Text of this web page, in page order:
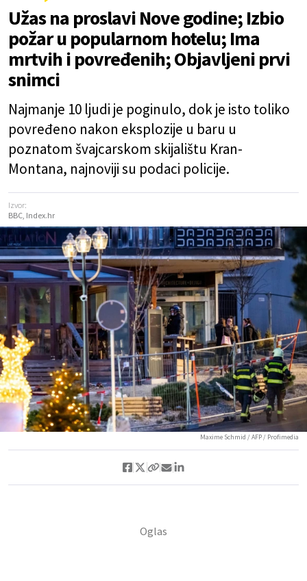
Užas na proslavi Nove godine; Izbio
požar u popularnom hotelu; Ima
mrtvih i povređenih; Objavljeni prvi
snimci
Najmanje 10 ljudi je poginulo, dok je isto toliko
povređeno nakon eksplozije u baru u
poznatom švajcarskom skijalištu Kran-
Montana, najnoviji su podaci policije.
Izvor:
BBC, Index.hr
Maxime Schmid / AFP / Profimedia